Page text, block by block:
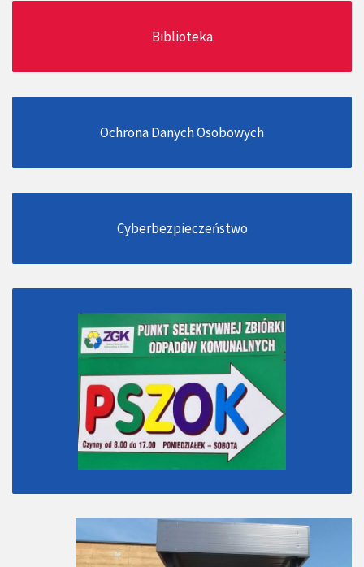
Biblioteka
Ochrona Danych Osobowych
Cyberbezpieczeństwo